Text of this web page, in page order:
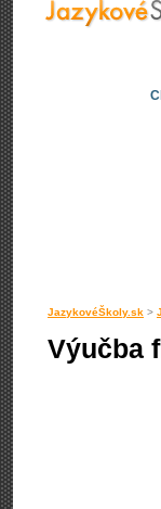
JazykovéŠkoly.sk >
Výučba